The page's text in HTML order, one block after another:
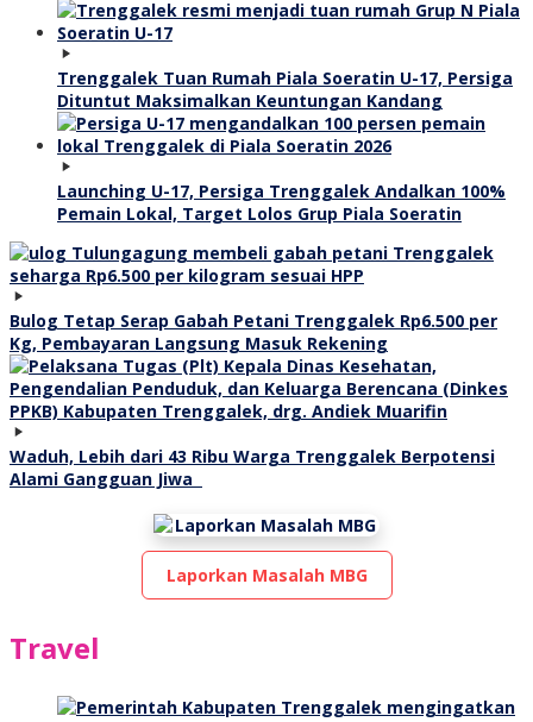
Trenggalek Tuan Rumah Piala Soeratin U-17, Persiga
Dituntut Maksimalkan Keuntungan Kandang
Launching U-17, Persiga Trenggalek Andalkan 100%
Pemain Lokal, Target Lolos Grup Piala Soeratin
Bulog Tetap Serap Gabah Petani Trenggalek Rp6.500 per
Kg, Pembayaran Langsung Masuk Rekening
Waduh, Lebih dari 43 Ribu Warga Trenggalek Berpotensi
Alami Gangguan Jiwa
Laporkan Masalah MBG
Travel